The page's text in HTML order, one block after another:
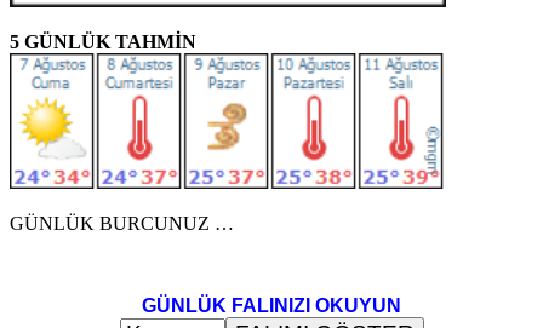
5 GÜNLÜK TAHMİN
GÜNLÜK BURCUNUZ …
GÜNLÜK FALINIZI OKUYUN